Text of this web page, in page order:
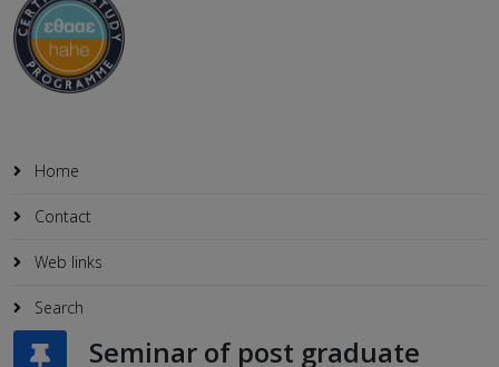
Home
Contact
Web links
Search
Seminar of post graduate